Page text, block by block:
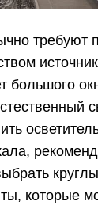
требуют
большого
которые